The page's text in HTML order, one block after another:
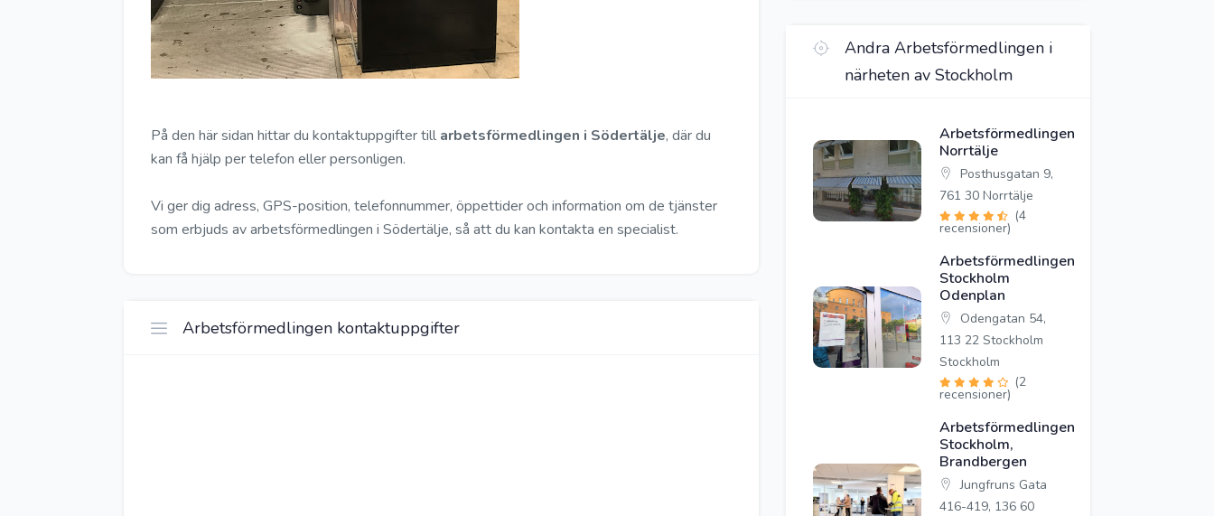
På den här sidan hittar du kontaktuppgifter till arbetsförmedlingen i Södertälje, där du
kan få hjälp per telefon eller personligen.
Vi ger dig adress, GPS-position, telefonnummer, öppettider och information om de tjänster
som erbjuds av arbetsförmedlingen i Södertälje, så att du kan kontakta en specialist.
Arbetsförmedlingen kontaktuppgifter
Andra Arbetsförmedlingen i
närheten av Stockholm
Arbetsförmedlingen
Norrtälje
Posthusgatan 9,
761 30 Norrtälje
(4
recensioner)
Arbetsförmedlingen
Stockholm
Odenplan
Odengatan 54,
113 22 Stockholm
Stockholm
(2
recensioner)
Arbetsförmedlingen
Stockholm,
Brandbergen
Jungfruns Gata
416-419, 136 60